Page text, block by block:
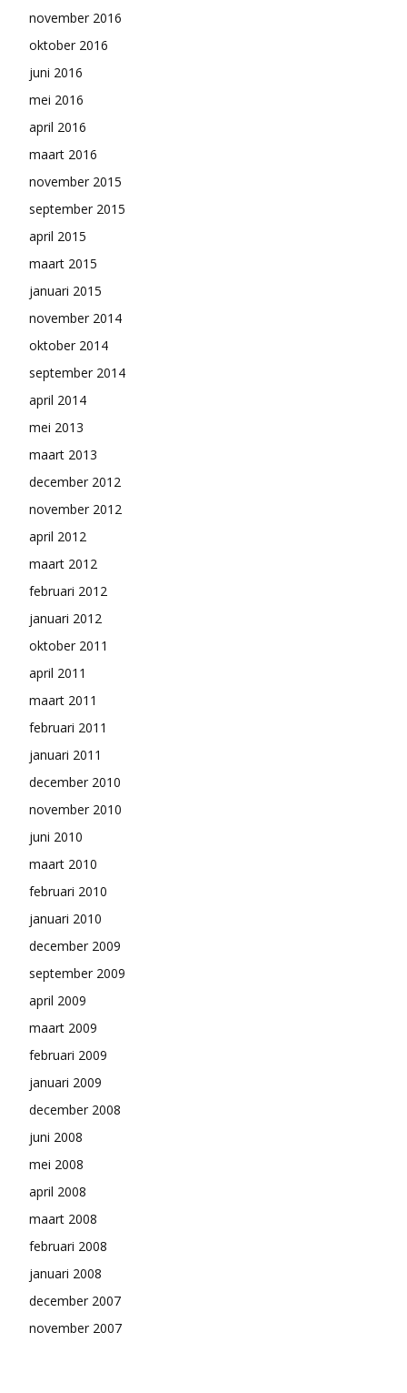
november 2016
oktober 2016
juni 2016
mei 2016
april 2016
maart 2016
november 2015
september 2015
april 2015
maart 2015
januari 2015
november 2014
oktober 2014
september 2014
april 2014
mei 2013
maart 2013
december 2012
november 2012
april 2012
maart 2012
februari 2012
januari 2012
oktober 2011
april 2011
maart 2011
februari 2011
januari 2011
december 2010
november 2010
juni 2010
maart 2010
februari 2010
januari 2010
december 2009
september 2009
april 2009
maart 2009
februari 2009
januari 2009
december 2008
juni 2008
mei 2008
april 2008
maart 2008
februari 2008
januari 2008
december 2007
november 2007